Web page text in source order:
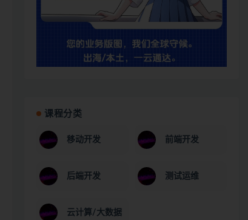
课程分类
移动开发 前端开发
后端开发 测试运维
云计算/大数据